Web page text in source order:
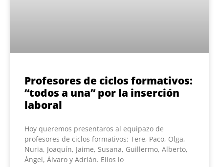
Profesores de ciclos formativos:
“todos a una” por la inserción
laboral
Hoy queremos presentaros al equipazo de
profesores de ciclos formativos: Tere, Paco, Olga,
Nuria, Joaquín, Jaime, Susana, Guillermo, Alberto,
Ángel, Álvaro y Adrián. Ellos lo